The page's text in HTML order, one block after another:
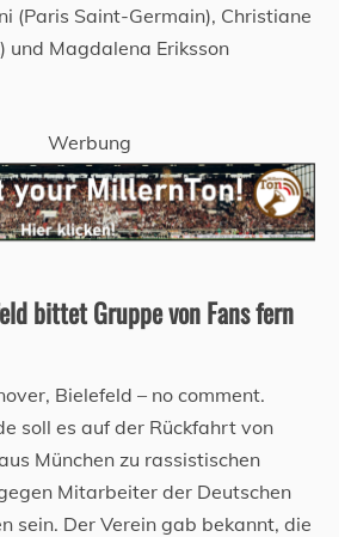
(Paris Saint-Germain), Christiane
und Magdalena Eriksson
Werbung
bittet Gruppe von Fans fern
Bielefeld – no comment.
soll es auf der Rückfahrt von
München zu rassistischen
Mitarbeiter der Deutschen
sein. Der Verein gab bekannt, die